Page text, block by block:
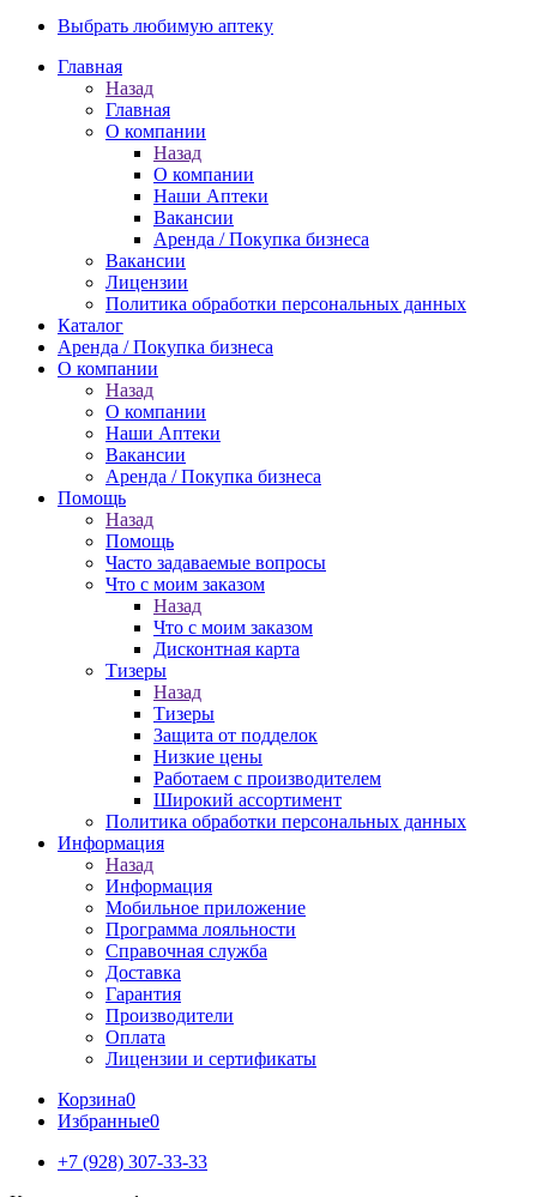
Выбрать любимую аптеку
Главная
Назад
Главная
О компании
Назад
О компании
Наши Аптеки
Вакансии
Аренда / Покупка бизнеса
Вакансии
Лицензии
Политика обработки персональных данных
Каталог
Аренда / Покупка бизнеса
О компании
Назад
О компании
Наши Аптеки
Вакансии
Аренда / Покупка бизнеса
Помощь
Назад
Помощь
Часто задаваемые вопросы
Что с моим заказом
Назад
Что с моим заказом
Дисконтная карта
Тизеры
Назад
Тизеры
Защита от подделок
Низкие цены
Работаем с производителем
Широкий ассортимент
Политика обработки персональных данных
Информация
Назад
Информация
Мобильное приложение
Программа лояльности
Справочная служба
Доставка
Гарантия
Производители
Оплата
Лицензии и сертификаты
Корзина0
Избранные0
+7 (928) 307-33-33